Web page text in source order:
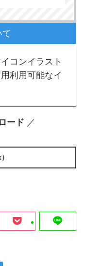
て
コンイラスト
利用可能なイ
ード ／